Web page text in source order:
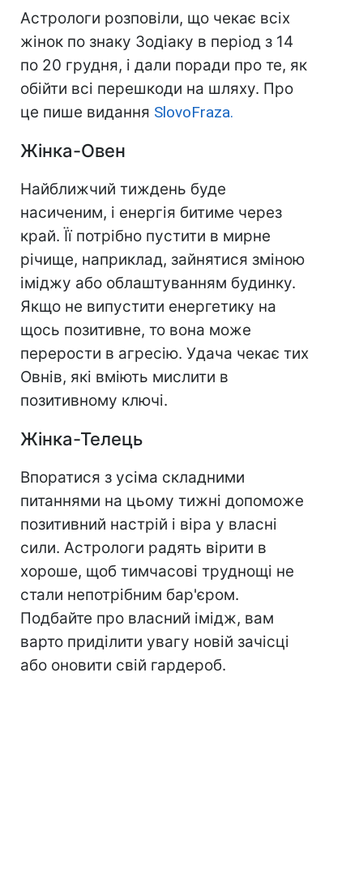
Астрологи розповіли, що чекає всіх
жінок по знаку Зодіаку в період з 14
по 20 грудня, і дали поради про те, як
обійти всі перешкоди на шляху. Про
це пише видання SlovoFraza.
Жінка-Овен
Найближчий тиждень буде
насиченим, і енергія битиме через
край. Її потрібно пустити в мирне
річище, наприклад, зайнятися зміною
іміджу або облаштуванням будинку.
Якщо не випустити енергетику на
щось позитивне, то вона може
перерости в агресію. Удача чекає тих
Овнів, які вміють мислити в
позитивному ключі.
Жінка-Телець
Впоратися з усіма складними
питаннями на цьому тижні допоможе
позитивний настрій і віра у власні
сили. Астрологи радять вірити в
хороше, щоб тимчасові труднощі не
стали непотрібним бар'єром.
Подбайте про власний імідж, вам
варто приділити увагу новій зачісці
або оновити свій гардероб.